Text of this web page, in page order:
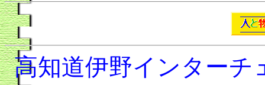
高知道伊野インターチ